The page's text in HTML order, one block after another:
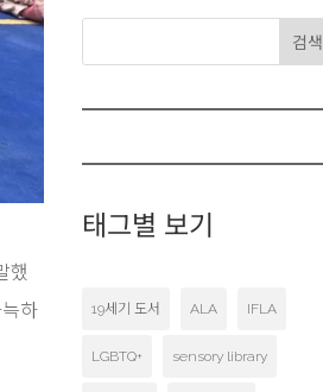
했
하
검색
태그별 보기
19세기 도서 ALA IFLA
LGBTQ+ sensory library